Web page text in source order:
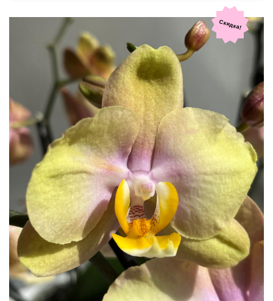
Скидка!